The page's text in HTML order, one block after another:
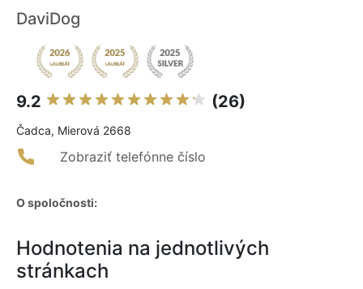
DaviDog
9.2 (26)
Čadca, Mierová 2668
Zobraziť telefónne číslo
O spoločnosti:
Hodnotenia na jednotlivých
stránkach